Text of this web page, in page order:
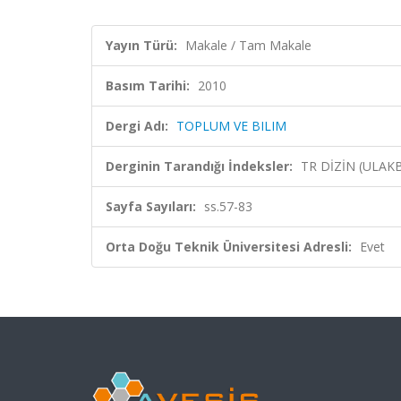
Yayın Türü: Makale / Tam Makale
Basım Tarihi: 2010
Dergi Adı: TOPLUM VE BILIM
Derginin Tarandığı İndeksler: TR DİZİN
Sayfa Sayıları: ss.57-83
Orta Doğu Teknik Üniversitesi Adresli: Evet